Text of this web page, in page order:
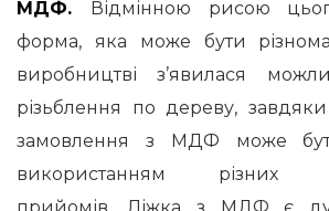
МДФ. Відмінною рисою
форма, яка може бути
виробництві з’явилася
різьблення по дереву,
замовлення з МДФ може
використанням різних